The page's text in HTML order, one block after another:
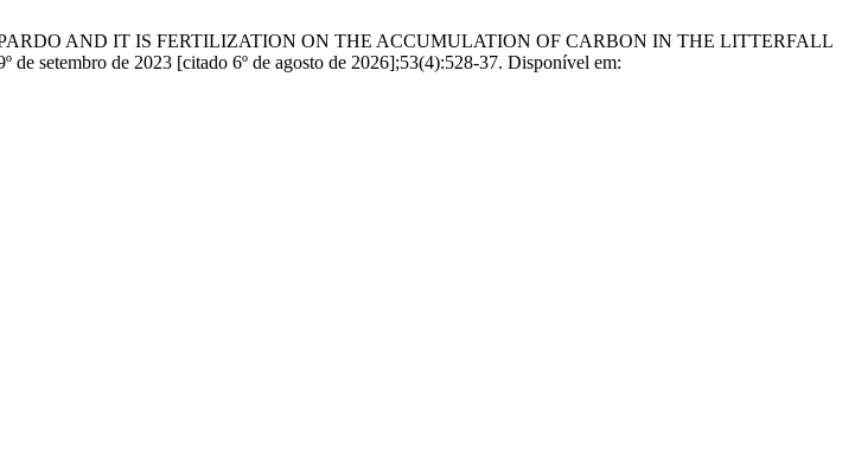
PARDO AND IT IS FERTILIZATION ON THE ACCUMULATION OF CARBON IN THE LITTERFALL
de 2023 [citado 6º de agosto de 2026];53(4):528-37. Disponível em: